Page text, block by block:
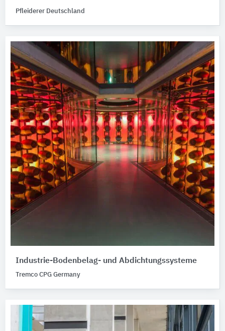
Pfleiderer Deutschland
Industrie-Bodenbelag- und Abdichtungssysteme
Tremco CPG Germany